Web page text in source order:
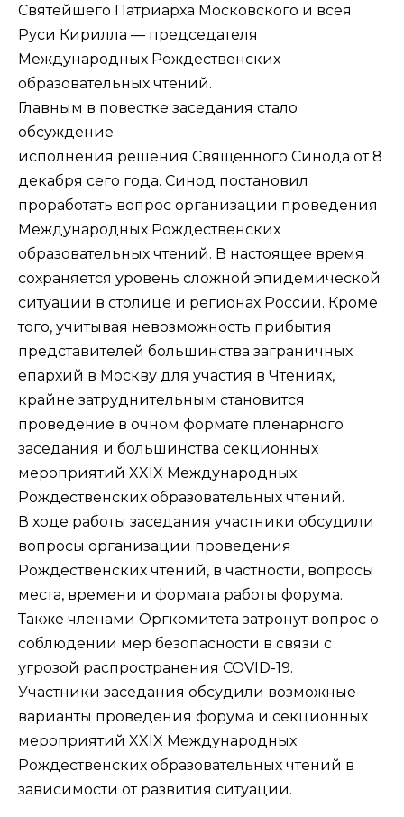
Святейшего Патриарха Московского и всея
Руси Кирилла — председателя
Международных Рождественских
образовательных чтений.
Главным в повестке заседания стало
обсуждение
исполнения решения Священного Синода от 8
декабря сего года. Синод постановил
проработать вопрос организации проведения
Международных Рождественских
образовательных чтений. В настоящее время
сохраняется уровень сложной эпидемической
ситуации в столице и регионах России. Кроме
того, учитывая невозможность прибытия
представителей большинства заграничных
епархий в Москву для участия в Чтениях,
крайне затруднительным становится
проведение в очном формате пленарного
заседания и большинства секционных
мероприятий XXIX Международных
Рождественских образовательных чтений.
В ходе работы заседания участники обсудили
вопросы организации проведения
Рождественских чтений, в частности, вопросы
места, времени и формата работы форума.
Также членами Оргкомитета затронут вопрос о
соблюдении мер безопасности в связи с
угрозой распространения COVID-19.
Участники заседания обсудили возможные
варианты проведения форума и секционных
мероприятий XXIX Международных
Рождественских образовательных чтений в
зависимости от развития ситуации.